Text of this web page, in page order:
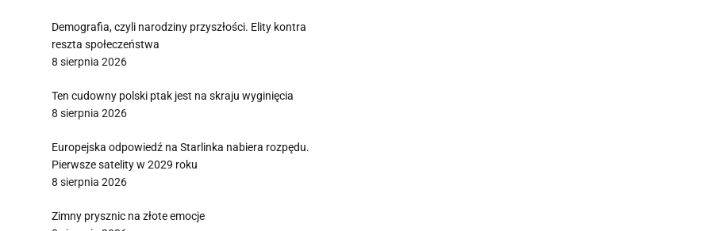
Demografia, czyli narodziny przyszłości. Elity kontra
reszta społeczeństwa
8 sierpnia 2026
Ten cudowny polski ptak jest na skraju wyginięcia
8 sierpnia 2026
Europejska odpowiedź na Starlinka nabiera rozpędu.
Pierwsze satelity w 2029 roku
8 sierpnia 2026
Zimny prysznic na złote emocje